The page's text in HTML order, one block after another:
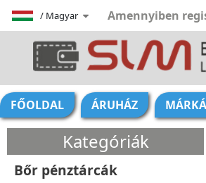
/ Magyar Amennyiben
FŐOLDAL ÁRUHÁZ
Kategóriák
Bőr pénztárcák